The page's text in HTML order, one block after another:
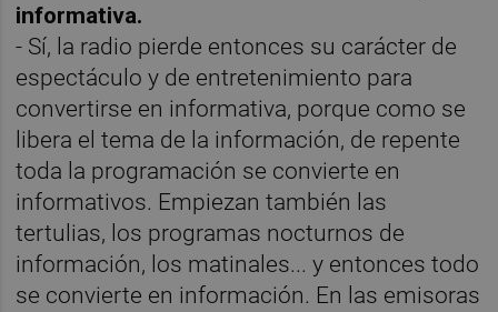
informativa.
- Sí, la radio pierde entonces su carácter de
espectáculo y de entretenimiento para
convertirse en informativa, porque como se
libera el tema de la información, de repente
toda la programación se convierte en
informativos. Empiezan también las
tertulias, los programas nocturnos de
información, los matinales... y entonces todo
se convierte en información. En las emisoras